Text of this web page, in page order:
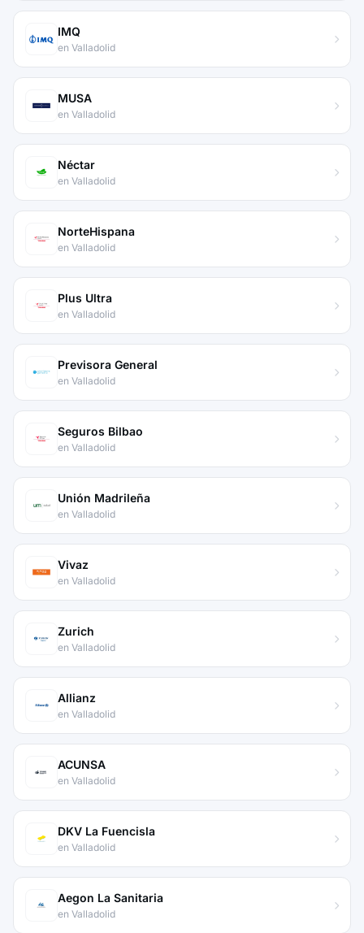
IMQ
en Valladolid
MUSA
en Valladolid
Néctar
en Valladolid
NorteHispana
en Valladolid
Plus Ultra
en Valladolid
Previsora General
en Valladolid
Seguros Bilbao
en Valladolid
Unión Madrileña
en Valladolid
Vivaz
en Valladolid
Zurich
en Valladolid
Allianz
en Valladolid
ACUNSA
en Valladolid
DKV La Fuencisla
en Valladolid
Aegon La Sanitaria
en Valladolid